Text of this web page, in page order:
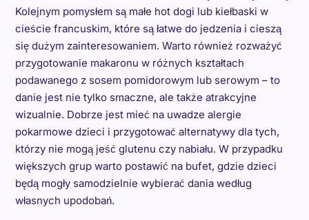
Kolejnym pomysłem są małe hot dogi lub kiełbaski w
cieście francuskim, które są łatwe do jedzenia i cieszą
się dużym zainteresowaniem. Warto również rozważyć
przygotowanie makaronu w różnych kształtach
podawanego z sosem pomidorowym lub serowym – to
danie jest nie tylko smaczne, ale także atrakcyjne
wizualnie. Dobrze jest mieć na uwadze alergie
pokarmowe dzieci i przygotować alternatywy dla tych,
którzy nie mogą jeść glutenu czy nabiału. W przypadku
większych grup warto postawić na bufet, gdzie dzieci
będą mogły samodzielnie wybierać dania według
własnych upodobań.